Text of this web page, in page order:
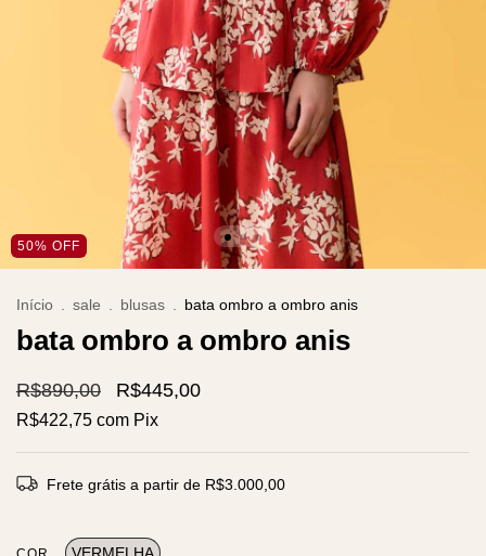
50% OFF
Início sale blusas bata ombro a ombro anis
bata ombro a ombro anis
R$890,00 R$445,00
R$422,75 com Pix
Frete grátis a partir de R$3.000,00